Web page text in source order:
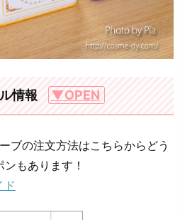
情報 ▼OPEN
ブの注文方法はこちらからどう
もあります！
ド